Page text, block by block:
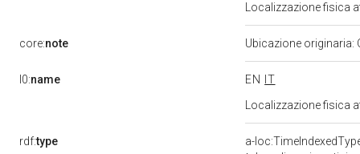
Localizzazione fisica
core:note Ubicazione originaria:
l0:name EN
IT
Localizzazione fisica
rdf:type
a-